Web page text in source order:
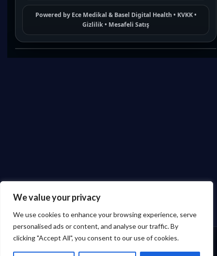
We value your privacy
We use cookies to enhance your browsing experience, serve
personalised ads or content, and analyse our traffic. By
clicking "Accept All", you consent to our use of cookies.
☰
☰
Powered by Ece Medikal & Basel Digital Health • KVKK•
Gizlilik• Mesafeli Satış